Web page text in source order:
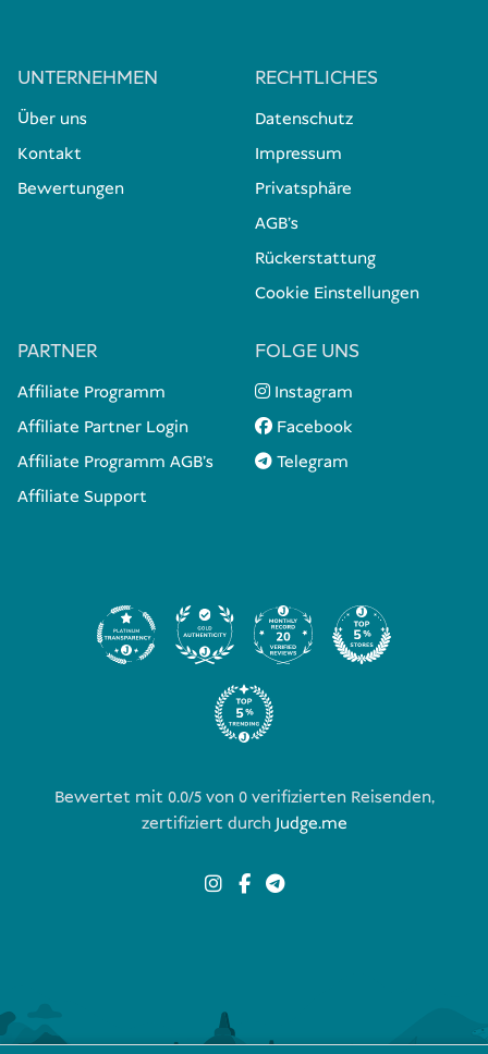
UNTERNEHMEN
Über uns
Kontakt
Bewertungen
RECHTLICHES
Datenschutz
Impressum
Privatsphäre
AGB's
Rückerstattung
Cookie Einstellungen
PARTNER
Affiliate Programm
Affiliate Partner Login
Affiliate Programm AGB's
Affiliate Support
FOLGE UNS
Instagram
Facebook
Telegram
Bewertet mit 0.0/5 von 0verifizierten Reisenden,
zertifiziert durch Judge.me